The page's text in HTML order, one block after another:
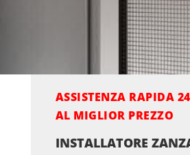
ASSISTENZA RAPIDA
AL MIGLIOR PREZZO
INSTALLATORE